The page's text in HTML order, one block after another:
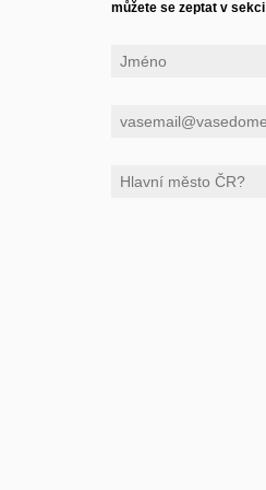
můžete se zeptat v sekci